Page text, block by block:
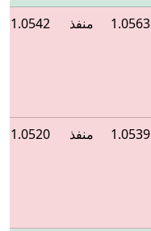
1.0563 منفذ 1.0542
1.0539 منفذ 1.0520